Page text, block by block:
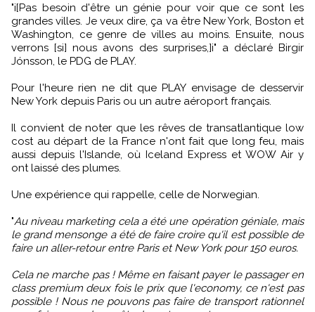
"i[Pas besoin d'être un génie pour voir que ce sont les
grandes villes. Je veux dire, ça va être New York, Boston et
Washington, ce genre de villes au moins. Ensuite, nous
verrons [si] nous avons des surprises,]i" a déclaré Birgir
Jónsson, le PDG de PLAY.
Pour l'heure rien ne dit que PLAY envisage de desservir
New York depuis Paris ou un autre aéroport français.
Il convient de noter que les rêves de transatlantique low
cost au départ de la France n'ont fait que long feu, mais
aussi depuis l'Islande, où Iceland Express et WOW Air y
ont laissé des plumes.
Une expérience qui rappelle, celle de Norwegian.
"Au niveau marketing cela a été une opération géniale, mais
le grand mensonge a été de faire croire qu'il est possible de
faire un aller-retour entre Paris et New York pour 150 euros.
Cela ne marche pas ! Même en faisant payer le passager en
class premium deux fois le prix que l'economy, ce n'est pas
possible ! Nous ne pouvons pas faire de transport rationnel